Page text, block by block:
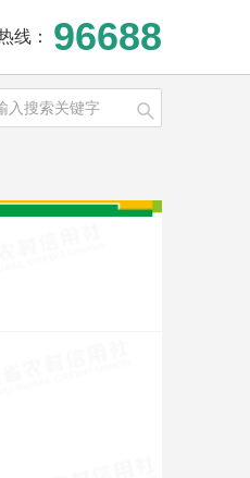
线： 96688